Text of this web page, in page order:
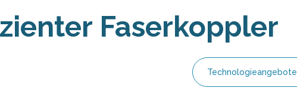
Faserkoppler
Technologieangebote